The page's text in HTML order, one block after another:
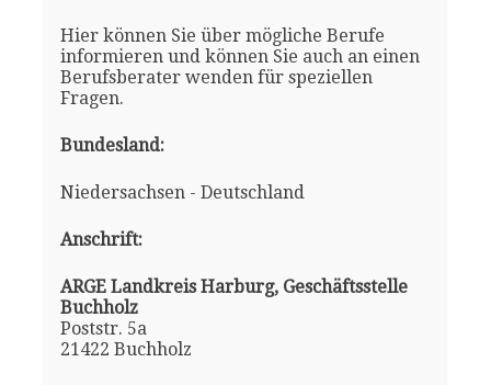
Hier können Sie über mögliche Berufe
informieren und können Sie auch an einen
Berufsberater wenden für speziellen
Fragen.
Bundesland:
Niedersachsen - Deutschland
Anschrift:
ARGE Landkreis Harburg, Geschäftsstelle
Buchholz
Poststr. 5a
21422 Buchholz